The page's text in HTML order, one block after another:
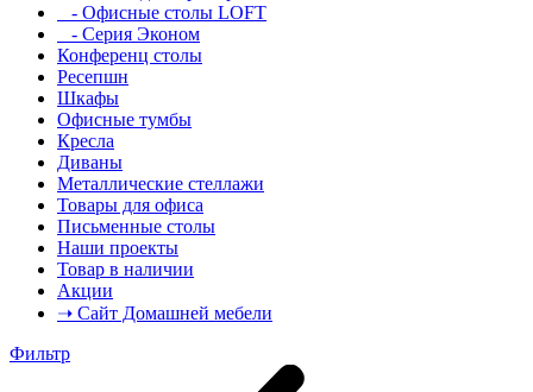
- Офисные столы LOFT
- Серия Эконом
Конференц столы
Ресепшн
Шкафы
Офисные тумбы
Кресла
Диваны
Металлические стеллажи
Товары для офиса
Письменные столы
Наши проекты
Товар в наличии
Акции
➝ Сайт Домашней мебели
Фильтр